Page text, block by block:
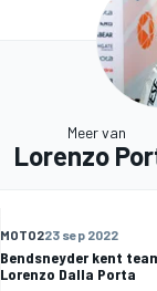
Meer van
Lorenzo
MOTO223 sep 2022
Bendsneyder kent
Lorenzo Dalla Porta